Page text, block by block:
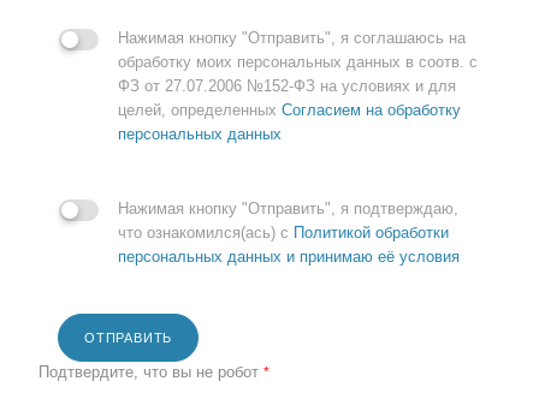
Нажимая кнопку "Отправить", я соглашаюсь на
обработку моих персональных данных в соотв. с
ФЗ от 27.07.2006 №152-ФЗ на условиях и для
целей, определенных Согласием на обработку
персональных данных
Нажимая кнопку "Отправить", я подтверждаю,
что ознакомился(ась) с Политикой обработки
персональных данных и принимаю её условия
ОТПРАВИТЬ
Подтвердите, что вы не робот *